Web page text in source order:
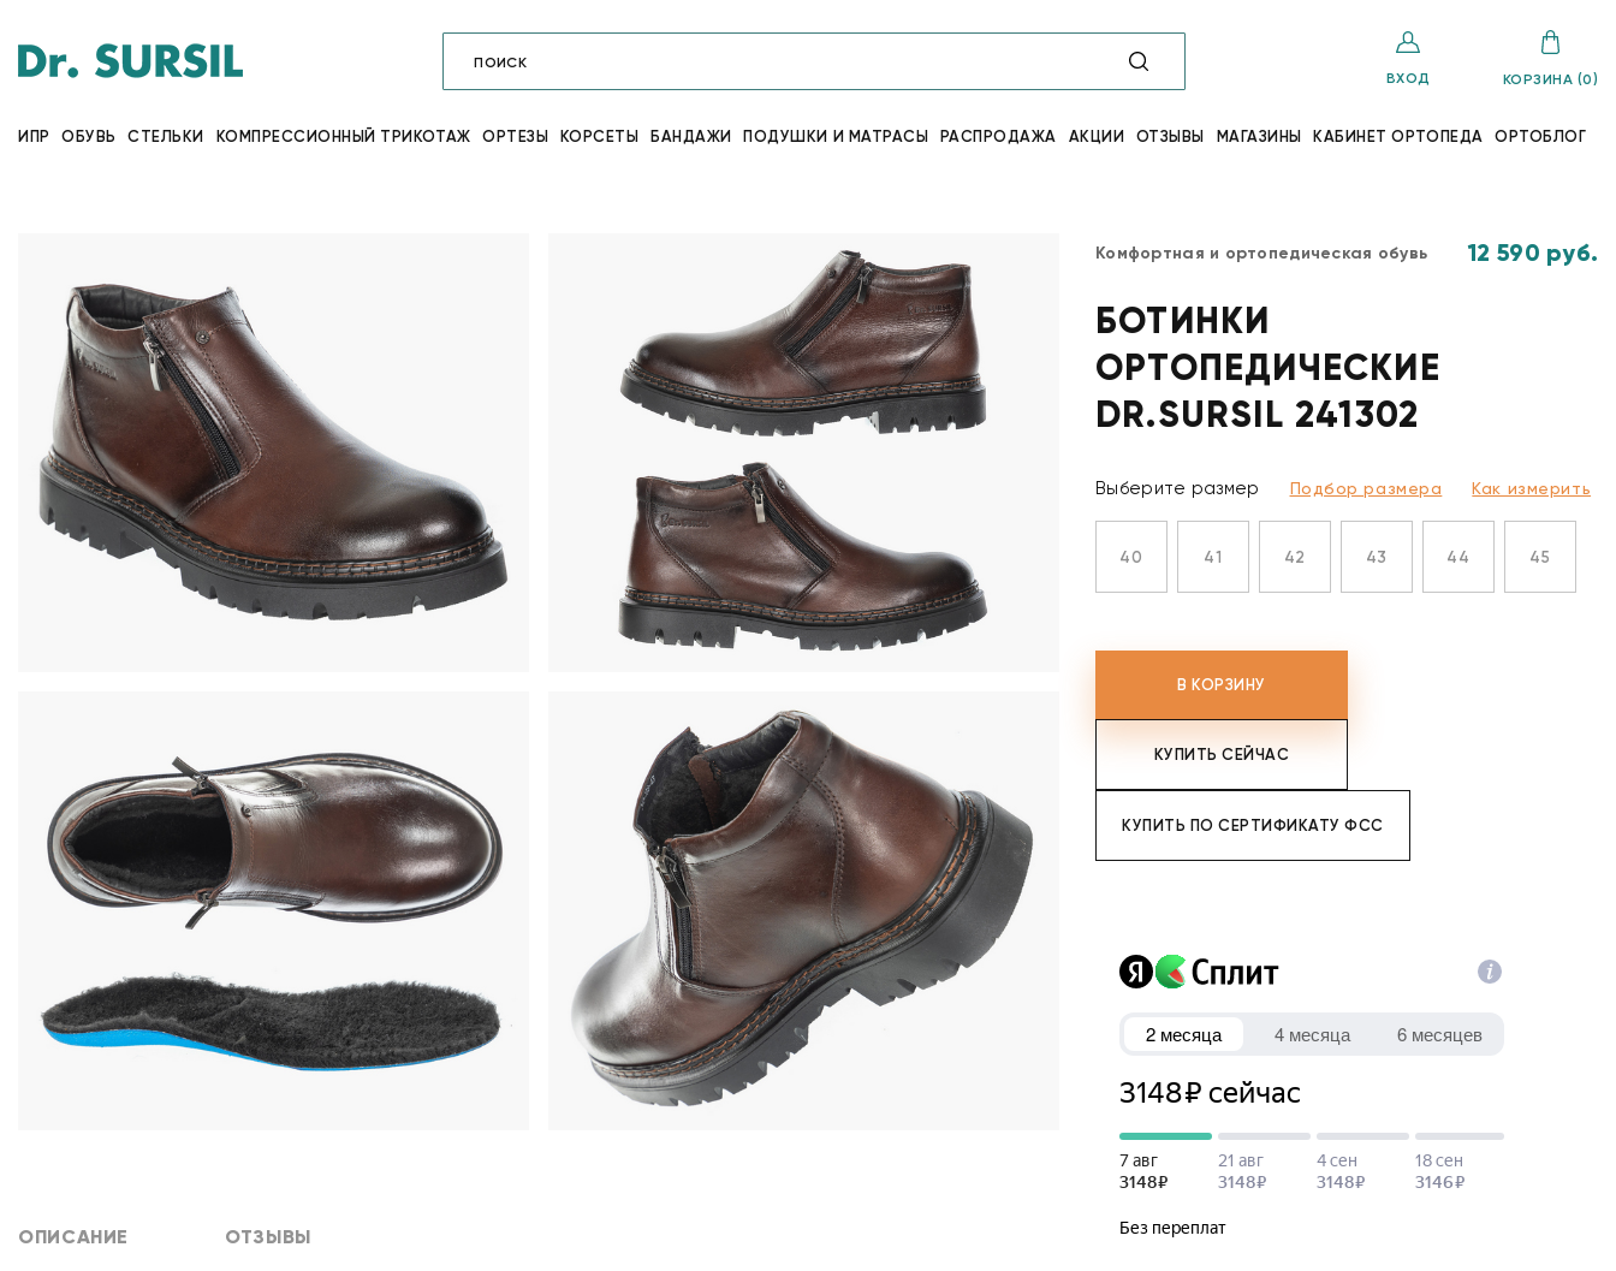
ВХОД КОРЗИНА (0)
ИПР ОБУВЬ СТЕЛЬКИ КОМПРЕССИОННЫЙ ТРИКОТАЖ ОРТЕЗЫ КОРСЕТЫ БАНДАЖИ ПОДУШКИ И МАТРАСЫ РАСПРОДАЖА АКЦИИ ОТЗЫВЫ МАГАЗИНЫ КАБИНЕТ ОРТОПЕДА ОРТОБЛОГ
ОПИСАНИЕ ОТЗЫВЫ
Комфортная и ортопедическая обувь 12 590 руб.
БОТИНКИ
ОРТОПЕДИЧЕСКИЕ
DR.SURSIL 241302
Выберите размер Подбор размера Как измерить
40 41 42 43 44 45
В КОРЗИНУ
КУПИТЬ СЕЙЧАС
КУПИТЬ ПО СЕРТИФИКАТУ ФСС